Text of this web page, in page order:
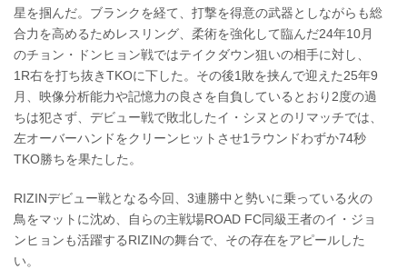
星を掴んだ。ブランクを経て、打撃を得意の武器としながらも総
合力を高めるためレスリング、柔術を強化して臨んだ24年10月
のチョン・ドンヒョン戦ではテイクダウン狙いの相手に対し、
1R右を打ち抜きTKOに下した。その後1敗を挟んで迎えた25年9
月、映像分析能力や記憶力の良さを自負しているとおり2度の過
ちは犯さず、デビュー戦で敗北したイ・シヌとのリマッチでは、
左オーバーハンドをクリーンヒットさせ1ラウンドわずか74秒
TKO勝ちを果たした。
RIZINデビュー戦となる今回、3連勝中と勢いに乗っている火の
鳥をマットに沈め、自らの主戦場ROAD FC同級王者のイ・ジョ
ンヒョンも活躍するRIZINの舞台で、その存在をアピールした
い。